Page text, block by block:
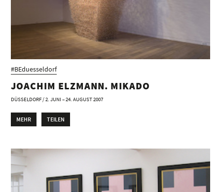
#BEduesseldorf
JOACHIM ELZMANN. MIKADO
DÜSSELDORF / 2. JUNI – 24. AUGUST 2007
MEHR TEILEN